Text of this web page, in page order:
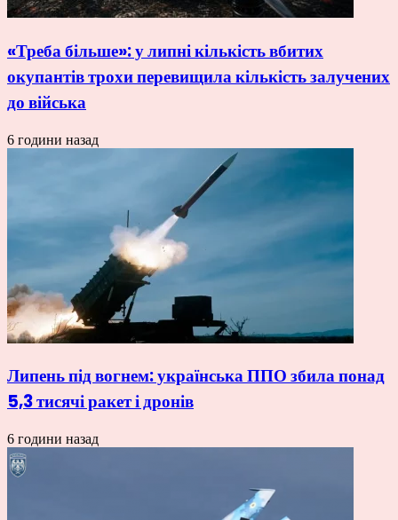
«Треба більше»: у липні кількість вбитих
окупантів трохи перевищила кількість залучених
до війська
6 години назад
Липень під вогнем: українська ППО збила понад
5,3 тисячі ракет і дронів
6 години назад